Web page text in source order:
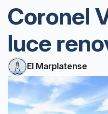
Coronel
luce
El Marplatense